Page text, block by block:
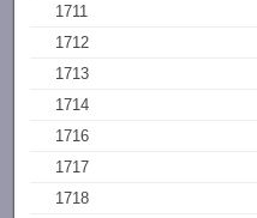
1711
1712
1713
1714
1716
1717
1718